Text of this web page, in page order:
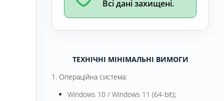
Всі дані захищені.
ТЕХНІЧНІ МІНІМАЛЬНІ ВИМОГИ
1. Операційна система:
Windows 10 / Windows 11 (64-bit);